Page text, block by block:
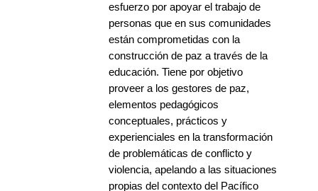
esfuerzo por apoyar el trabajo de
personas que en sus comunidades
están comprometidas con la
construcción de paz a través de la
educación. Tiene por objetivo
proveer a los gestores de paz,
elementos pedagógicos
conceptuales, prácticos y
experienciales en la transformación
de problemáticas de conflicto y
violencia, apelando a las situaciones
propias del contexto del Pacífico